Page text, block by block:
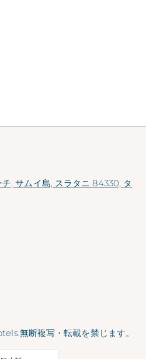
, サムイ島, スラタニ 84330, タ
無断複写・転載を禁じます。